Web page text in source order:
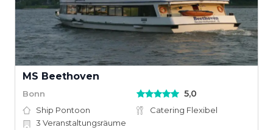
MS Beethoven
Bonn 5,0
Ship Pontoon
Catering Flexibel
3 Veranstaltungsräume